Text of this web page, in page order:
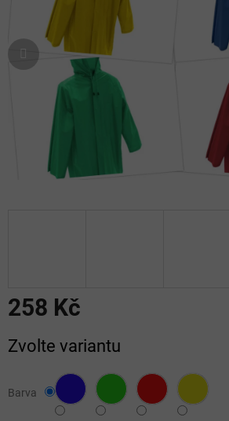
258 Kč
cena:
Zvolte variantu
Barva